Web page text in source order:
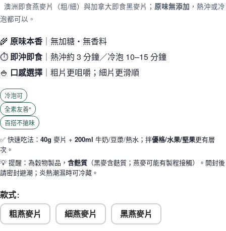
澳洲即食燕麥片（粗/細）與加拿大即食黑麥片； 原味無添加 ，熱沖或冷
泡都可以。
🌾 原味本香 ｜無加糖・無香料
⏱️ 即沖即食｜熱沖約 3 分鐘／冷泡 10–15 分鐘
🍚 口感選擇 ｜粗片更咀嚼；細片更滑順
冷泡可
全素友善*
百搭不搶味
✅ 快速吃法： 40g 麥片 + 200ml 牛奶/豆漿/熱水；拌優格/水果/堅果更有層
次。
💡 提醒：為穀物製品， 含麩質 （黑麥含麩質；燕麥可能有製程接觸）。開封後
請密封避潮；炎熱潮濕時可冷藏。
款式
粗燕麥片
細燕麥片 黑燕麥片